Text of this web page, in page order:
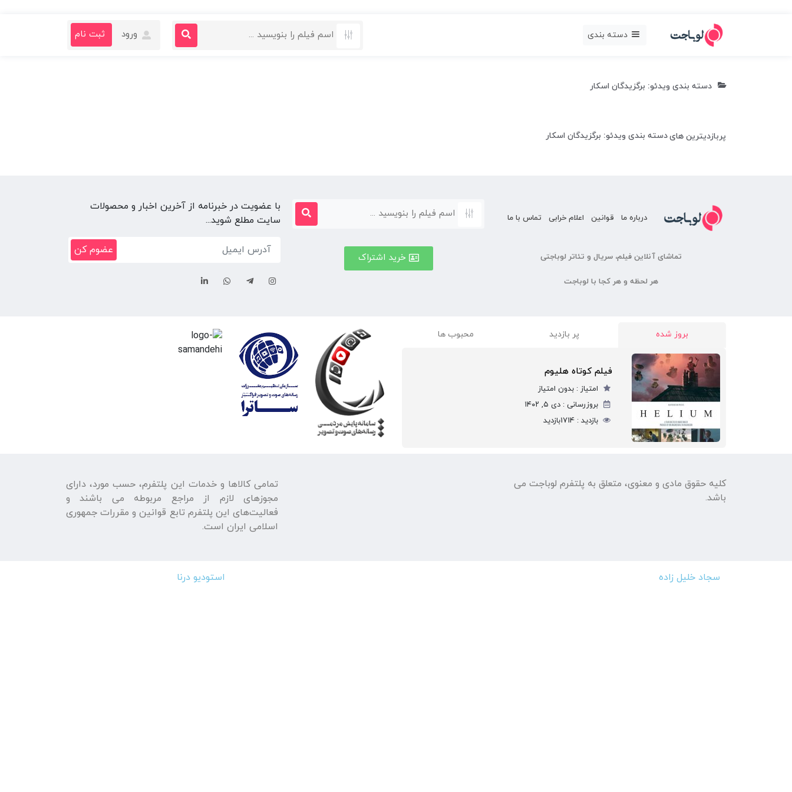
دسته بندی ورود ثبت نام
دسته بندی ویدئو: برگزیدگان اسکار
پربازدیترین هایدسته بندی ویدئو: برگزیدگان اسکار
درباره ما قوانین اعلام خرابی تماس با ما
تماشای آنلاین فیلم، سریال و تئاتر لوباجتی
هر لحظه و هر کجا با لوباجت
خرید اشتراک
با عضویت در خبرنامه از آخرین اخبار و محصولات
سایت مطلع شوید...
بروز شده پر بازدید محبوب ها
فیلم کوتاه هلیوم
امتیاز : بدون امتیاز
بروزرسانی : دی ۵, ۱۴۰۲
بازدید : 1714بازدید
کلیه حقوق مادی و معنوی، متعلق به پلتفرم لوباجت می
باشد.
تمامی كالاها و خدمات اين پلتفرم، حسب مورد، دارای
مجوزهای لازم از مراجع مربوطه می باشند و
فعاليت‌های اين پلتفرم تابع قوانين و مقررات جمهوری
اسلامی ايران است.
سجاد خلیل زاده استودیو درنا